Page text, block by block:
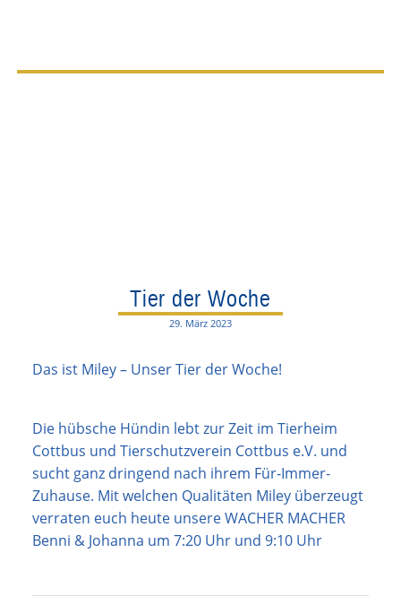
Tier der Woche
29. März 2023
Das ist Miley – Unser Tier der Woche!
Die hübsche Hündin lebt zur Zeit im Tierheim
Cottbus und Tierschutzverein Cottbus e.V. und
sucht ganz dringend nach ihrem Für-Immer-
Zuhause. Mit welchen Qualitäten Miley überzeugt
verraten euch heute unsere WACHER MACHER
Benni & Johanna um 7:20 Uhr und 9:10 Uhr